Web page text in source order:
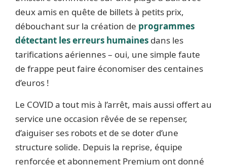
deux amis en quête de billets à petits prix,
débouchant sur la création de programmes
détectant les erreurs humaines dans les
tarifications aériennes – oui, une simple faute
de frappe peut faire économiser des centaines
d’euros !
Le COVID a tout mis à l’arrêt, mais aussi offert au
service une occasion rêvée de se repenser,
d’aiguiser ses robots et de se doter d’une
structure solide. Depuis la reprise, équipe
renforcée et abonnement Premium ont donné